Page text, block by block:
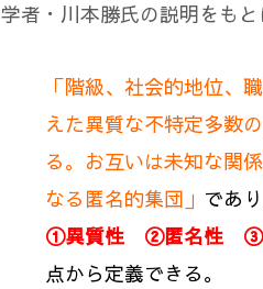
学者・川本勝氏の説明をもと
「階級、社会的地位、
えた異質な不特定多数
る。お互いは未知な関
なる匿名的集団」 であり
①異質性 ②匿名性 ③
点から定義できる。